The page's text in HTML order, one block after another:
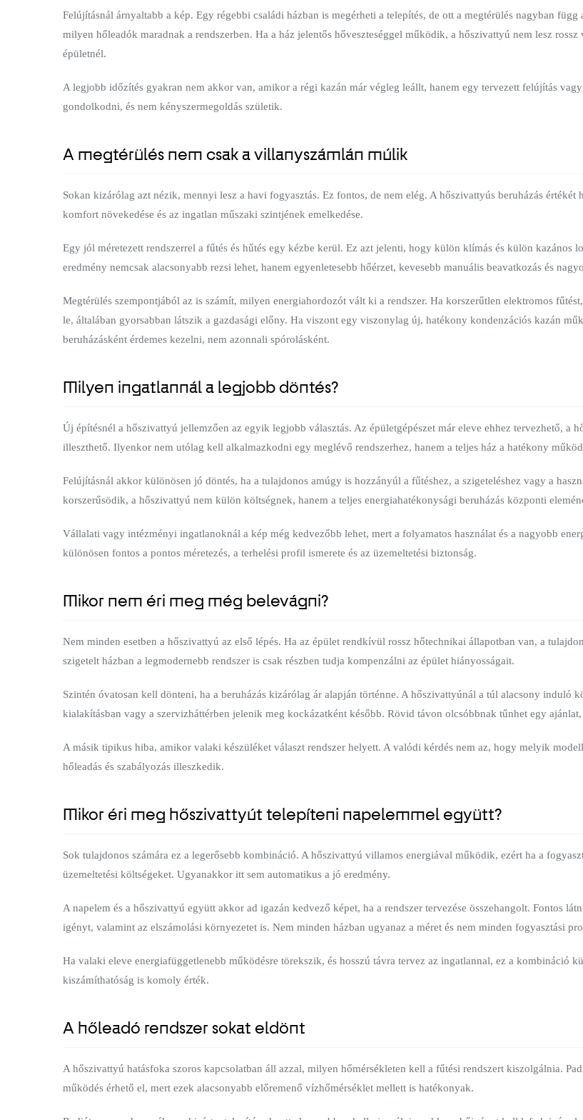
Felújításnál árnyaltabb a kép. Egy régebbi családi házban is megérheti a telepítés, de ott a megtérülés nagyban
milyen hőleadók maradnak a rendszerben. Ha a ház jelentős hőveszteséggel működik, a hőszivattyú nem lesz
épületnél.
A legjobb időzítés gyakran nem akkor van, amikor a régi kazán már végleg leállt, hanem egy tervezett felújítás
gondolkodni, és nem kényszermegoldás születik.
A megtérülés nem csak a villanyszámlán múlik
Sokan kizárólag azt nézik, mennyi lesz a havi fogyasztás. Ez fontos, de nem elég. A hőszivattyús beruházás
komfort növekedése és az ingatlan műszaki szintjének emelkedése.
Egy jól méretezett rendszerrel a fűtés és hűtés egy kézbe kerül. Ez azt jelenti, hogy külön klímás és külön
eredmény nemcsak alacsonyabb rezsi lehet, hanem egyenletesebb hőérzet, kevesebb manuális beavatkozás és
Megtérülés szempontjából az is számít, milyen energiahordozót vált ki a rendszer. Ha korszerűtlen elektromos
le, általában gyorsabban látszik a gazdasági előny. Ha viszont egy viszonylag új, hatékony kondenzációs kazán
beruházásként érdemes kezelni, nem azonnali spórolásként.
Milyen ingatlannál a legjobb döntés?
Új építésnél a hőszivattyú jellemzően az egyik legjobb választás. Az épületgépészet már eleve ehhez tervezhető, a
illeszthető. Ilyenkor nem utólag kell alkalmazkodni egy meglévő rendszerhez, hanem a teljes ház a hatékony
Felújításnál akkor különösen jó döntés, ha a tulajdonos amúgy is hozzányúl a fűtéshez, a szigeteléshez vagy a
korszerűsödik, a hőszivattyú nem külön költségnek, hanem a teljes energiahatékonysági beruházás központi
Vállalati vagy intézményi ingatlanoknál a kép még kedvezőbb lehet, mert a folyamatos használat és a nagyobb
különösen fontos a pontos méretezés, a terhelési profil ismerete és az üzemeltetési biztonság.
Mikor nem éri meg még belevágni?
Nem minden esetben a hőszivattyú az első lépés. Ha az épület rendkívül rossz hőtechnikai állapotban van, a
szigetelt házban a legmodernebb rendszer is csak részben tudja kompenzálni az épület hiányosságait.
Szintén óvatosan kell dönteni, ha a beruházás kizárólag ár alapján történne. A hőszivattyúnál a túl alacsony induló
kialakításban vagy a szervizháttérben jelenik meg kockázatként később. Rövid távon olcsóbbnak tűnhet egy
A másik tipikus hiba, amikor valaki készüléket választ rendszer helyett. A valódi kérdés nem az, hogy melyik
hőleadás és szabályozás illeszkedik.
Mikor éri meg hőszivattyút telepíteni napelemmel együtt?
Sok tulajdonos számára ez a legerősebb kombináció. A hőszivattyú villamos energiával működik, ezért ha a
üzemeltetési költségeket. Ugyanakkor itt sem automatikus a jó eredmény.
A napelem és a hőszivattyú együtt akkor ad igazán kedvező képet, ha a rendszer tervezése összehangolt. Fontos
igényt, valamint az elszámolási környezetet is. Nem minden házban ugyanaz a méret és nem minden fogyasztási
Ha valaki eleve energiafüggetlenebb működésre törekszik, és hosszú távra tervez az ingatlannal, ez a kombináció
kiszámíthatóság is komoly érték.
A hőleadó rendszer sokat eldönt
A hőszivattyú hatásfoka szoros kapcsolatban áll azzal, milyen hőmérsékleten kell a fűtési rendszert kiszolgálnia.
működés érhető el, mert ezek alacsonyabb előremenő vízhőmérséklet mellett is hatékonyak.